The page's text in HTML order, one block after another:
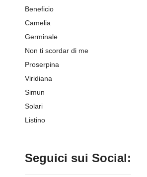
Beneficio
Camelia
Germinale
Non ti scordar di me
Proserpina
Viridiana
Simun
Solari
Listino
Seguici sui Social: